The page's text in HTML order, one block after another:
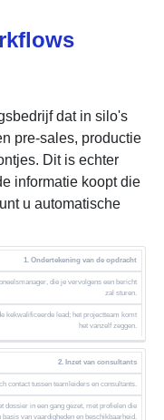
dat in silo's
pre-sales, productie
Dit is echter
informatie koopt die
u automatische
1. Ondertekening van de opdracht
die je vervolgens een bericht
zal sturen.
kekwalificeerde lead; het projectteam komt
het vanzelf zeggen.
2. Inzet van consultants
contact tussen teamleiders en consultants.
dossier in een gang gezet, met profielen die
van vaardigheden en beschikbaarheid.